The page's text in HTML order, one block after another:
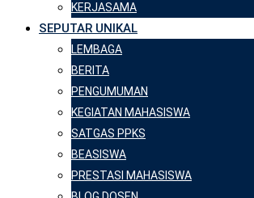
KERJASAMA
SEPUTAR UNIKAL
LEMBAGA
BERITA
PENGUMUMAN
KEGIATAN MAHASISWA
SATGAS PPKS
BEASISWA
PRESTASI MAHASISWA